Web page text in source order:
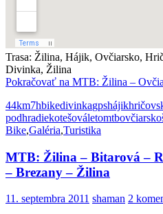
Trasa: Žilina, Hájik, Ovčiarsko,
Divinka, Žilina
Pokračovať na MTB: Žilina –
44km7hbikedivinkagpshájik
podhradiekotešováletomtbovčiarsko
Bike,Galéria,Turistika
MTB: Žilina – Bitarová –
– Brezany – Žilina
11. septembra 2011 shaman 2